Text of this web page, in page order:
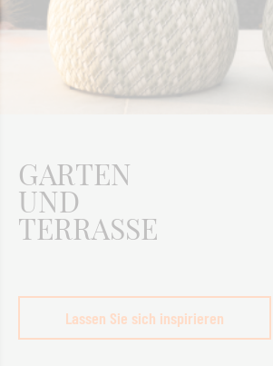
GARTEN
UND
TERRASSE
Lassen Sie sich inspirieren